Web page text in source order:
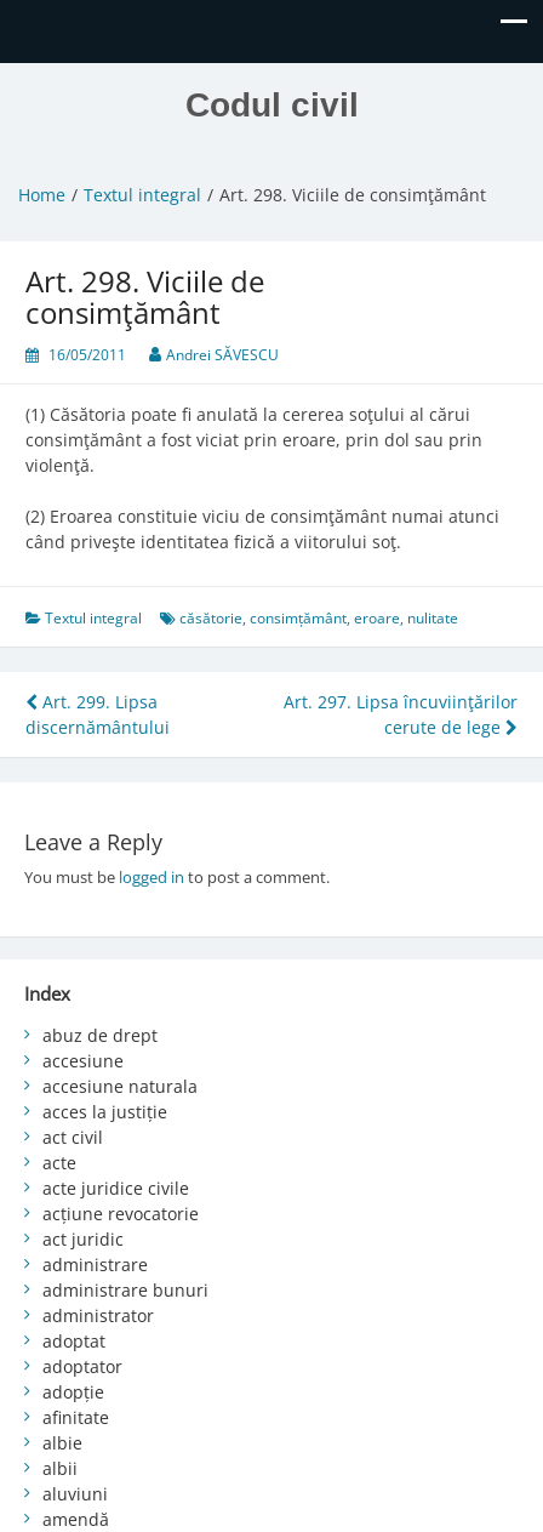
Codul civil
Home Textul integral Art. 298. Viciile de consimţământ
Art. 298. Viciile de
consimţământ
16/05/2011 Andrei SĂVESCU
(1) Căsătoria poate fi anulată la cererea soţului al cărui
consimţământ a fost viciat prin eroare, prin dol sau prin
violenţă.
(2) Eroarea constituie viciu de consimţământ numai atunci
când priveşte identitatea fizică a viitorului soţ.
Textul integral căsătorie,consimțământ,eroare, nulitate
Post
navigation
Art. 299. Lipsa
discernământului
Art. 297. Lipsa încuviinţărilor
cerute de lege
Leave a Reply
You must be logged in to post a comment.
Index
abuz de drept
accesiune
accesiune naturala
acces la justiție
act civil
acte
acte juridice civile
acțiune revocatorie
act juridic
administrare
administrare bunuri
administrator
adoptat
adoptator
adopție
afinitate
albie
albii
aluviuni
amendă